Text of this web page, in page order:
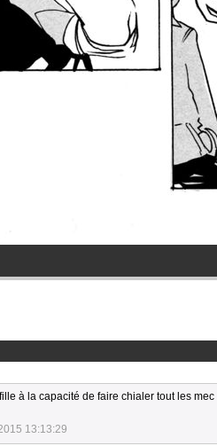
à la capacité de faire chialer tout les
13:13:29